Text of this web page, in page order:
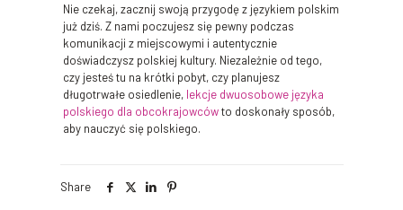
Nie czekaj, zacznij swoją przygodę z językiem polskim
już dziś. Z nami poczujesz się pewny podczas
komunikacji z miejscowymi i autentycznie
doświadczysz polskiej kultury. Niezależnie od tego,
czy jesteś tu na krótki pobyt, czy planujesz
długotrwałe osiedlenie, lekcje dwuosobowe języka
polskiego dla obcokrajowcówto doskonały sposób,
aby nauczyć się polskiego.
Share